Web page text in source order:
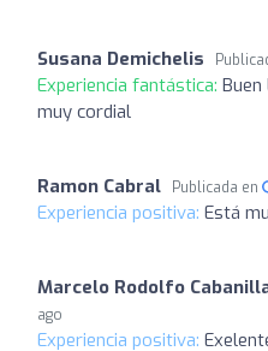
Susana Demichelis
Experiencia fantástica: Buen
muy cordial
Ramon Cabral Publicada en
Experiencia positiva: Está
Marcelo Rodolfo
ago
Experiencia positiva: